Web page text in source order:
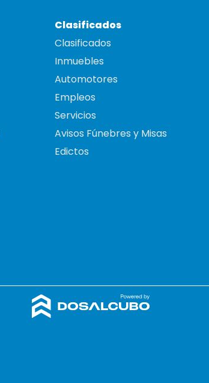
Clasificados
Clasificados
Inmuebles
Automotores
Empleos
Servicios
Avisos Fúnebres y Misas
Edictos